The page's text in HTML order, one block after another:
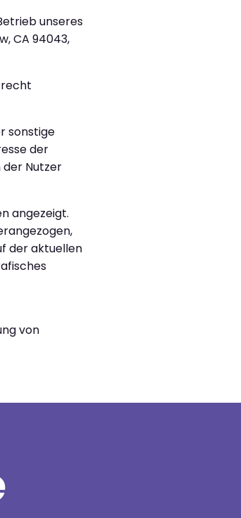
unseres
CA 94043,
sonstige
der
Nutzer
angezeigt.
der aktuellen
von